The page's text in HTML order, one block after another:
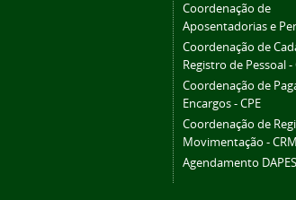
Coordenação de
Aposentadorias e
Coordenação de
Registro de Pessoal -
Coordenação de
Encargos - CPE
Coordenação de
Movimentação - CRM
Agendamento DAPES